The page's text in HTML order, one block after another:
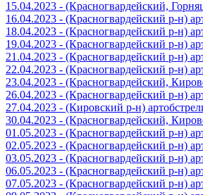
15.04.2023 - (Красногвардейский,
16.04.2023 - (Красногвардейский р-н)
18.04.2023 - (Красногвардейский р-н)
19.04.2023 - (Красногвардейский р-н)
21.04.2023 - (Красногвардейский р-н)
22.04.2023 - (Красногвардейский р-н)
23.04.2023 - (Красногвардейский,
26.04.2023 - (Красногвардейский р-н)
27.04.2023 - (Кировский р-н)
30.04.2023 - (Красногвардейский,
01.05.2023 - (Красногвардейский р-н)
02.05.2023 - (Красногвардейский р-н)
03.05.2023 - (Красногвардейский р-н)
06.05.2023 - (Красногвардейский р-н)
07.05.2023 - (Красногвардейский р-н)